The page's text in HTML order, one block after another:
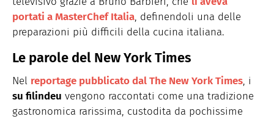
portati a MasterChef Italia, definendoli una delle
preparazioni più difficili della cucina italiana.
Le parole del New York Times
Nel reportage pubblicato dal The New York Times, i
su filindeu vengono raccontati come una tradizione
gastronomica rarissima, custodita da pochissime